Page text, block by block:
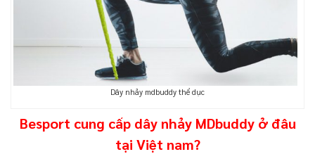
Dây nhảy mdbuddy thể dục
Besport cung cấp dây nhảy MDbuddy ở đâu
tại Việt nam?